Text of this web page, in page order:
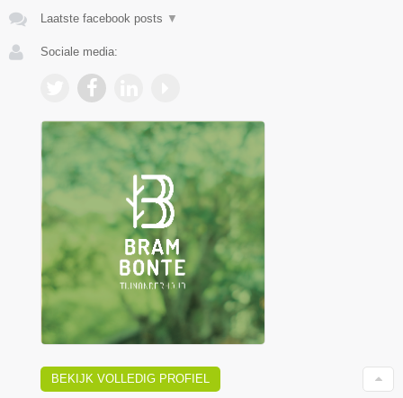
Laatste facebook posts ▼
Sociale media:
BEKIJK VOLLEDIG PROFIEL